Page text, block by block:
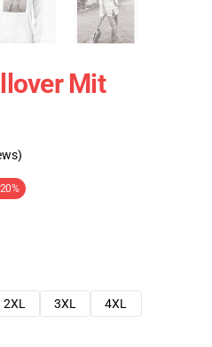
Mit
2XL 3XL
4XL